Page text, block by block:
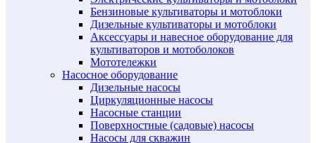
Бензиновые культиваторы и мотоблоки
Дизельные культиваторы и мотоблоки
Аксессуары и навесное оборудование для
культиваторов и мотоболоков
Мототележки
Насосное оборудование
Дизельные насосы
Циркуляционные насосы
Насосные станции
Поверхностные (садовые) насосы
Насосы для скважин